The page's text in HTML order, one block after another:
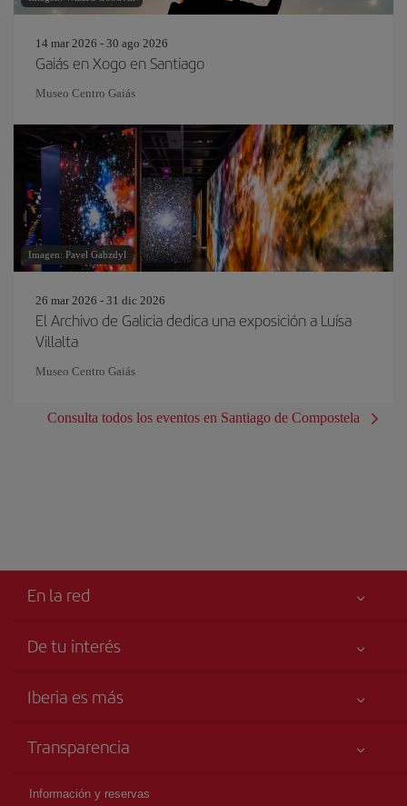
14 mar 2026 - 30 ago 2026
Gaiás en Xogo en Santiago
Museo Centro Gaiás
Imagen: Pavel Gabzdyl
26 mar 2026 - 31 dic 2026
El Archivo de Galicia dedica una exposición a Luísa
Villalta
Museo Centro Gaiás
Consulta todos los eventos en Santiago de Compostela
En la red
De tu interés
Tu seguridad es lo primero
Publicidad
Iberia es más
Talento a bordo
Grupo Iberia
Transparencia
Información y reservas